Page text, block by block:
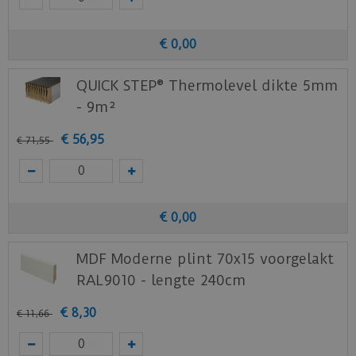
€ 0,00
QUICK STEP® Thermolevel dikte 5mm
- 9m²
€ 71,55 € 56,95
€ 0,00
MDF Moderne plint 70x15 voorgelakt
RAL9010 - lengte 240cm
€ 11,66 € 8,30